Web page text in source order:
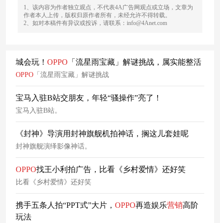
1、该内容为作者独立观点，不代表4A广告网观点或立场，文章为
作者本人上传，版权归原作者所有，未经允许不得转载。
2、如对本稿件有异议或投诉，请联系：info@4Anet.com
城会玩！ OPPO 「流星雨宝藏」解谜挑战，属实能整活
OPPO 「流星雨宝藏」解谜挑战
宝马入驻B站交朋友，年轻“骚操作”亮了！
宝马入驻B站。
《封神》导演用封神旗舰机拍神话，搁这儿套娃呢
封神旗舰演绎影像神话。
OPPO找王小利拍广告，比看《乡村爱情》还好笑
比看《乡村爱情》还好笑
携手五条人拍“PPT式”大片， OPPO再造娱乐营销高阶
玩法